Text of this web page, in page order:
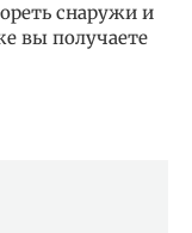
снаружи и
вы получаете